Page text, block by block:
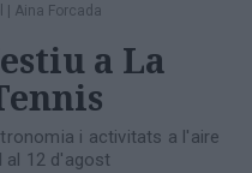
| Aina Forcada
a La
i activitats a l'aire
al 12 d'agost